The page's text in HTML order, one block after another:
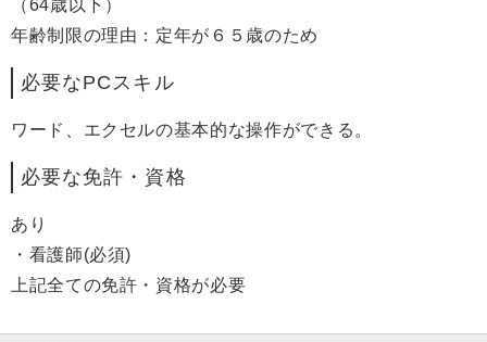
（64歳以下）
年齢制限の理由：定年が６５歳のため
必要なPCスキル
ワード、エクセルの基本的な操作ができる。
必要な免許・資格
あり
・看護師(必須)
上記全ての免許・資格が必要